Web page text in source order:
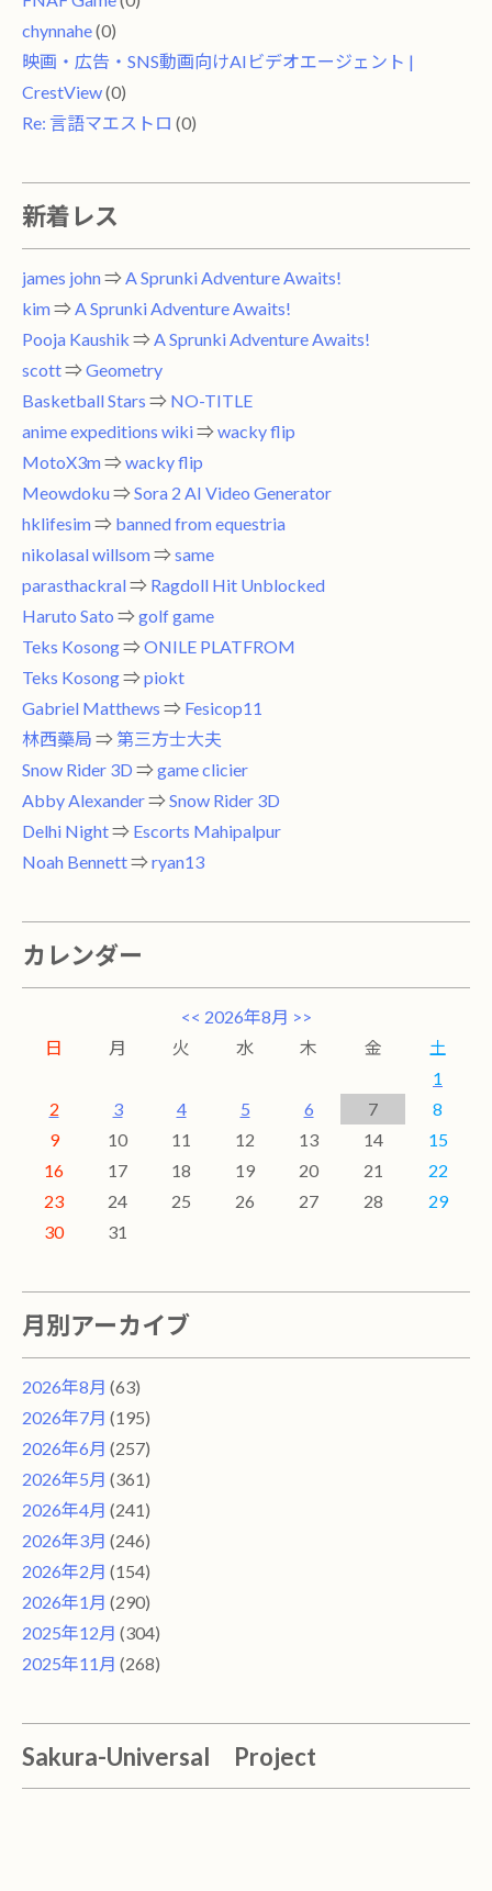
chynnahe(0)
映画・広告・SNS動画向けAIビデオエージェント |
CrestView(0)
Re: 言語マエストロ (0)
新着レス
james john⇒ A Sprunki Adventure Awaits!
kim⇒ A Sprunki Adventure Awaits!
Pooja Kaushik ⇒ A Sprunki Adventure Awaits!
scott⇒ Geometry
Basketball Stars ⇒ NO-TITLE
anime expeditions wiki⇒ wacky flip
MotoX3m⇒ wacky flip
Meowdoku⇒ Sora 2 AI Video Generator
hklifesim⇒ banned from equestria
nikolasal willsom⇒ same
parasthackral⇒ Ragdoll Hit Unblocked
Haruto Sato ⇒ golf game
Teks Kosong⇒ ONILE PLATFROM
Teks Kosong⇒ piokt
Gabriel Matthews ⇒ Fesicop11
林西藥局 ⇒ 第三方士大夫
Snow Rider 3D ⇒ game clicier
Abby Alexander⇒ Snow Rider 3D
Delhi Night⇒ Escorts Mahipalpur
Noah Bennett⇒ ryan13
カレンダー
<< 2026年8月 >>
日
月 火 水 木 金
土
1
2
3 4 5 6 7
8
9
10 11 12 13 14
15
16
17 18 19 20 21
22
23
24 25 26 27 28
29
30
31
月別アーカイブ
2026年8月 (63)
2026年7月 (195)
2026年6月 (257)
2026年5月 (361)
2026年4月 (241)
2026年3月 (246)
2026年2月 (154)
2026年1月 (290)
2025年12月 (304)
2025年11月 (268)
Sakura-Universal Project